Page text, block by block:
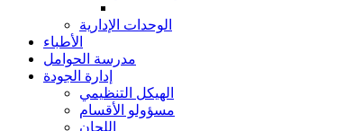
الوحدات الإدارية
الأطباء
مدرسة الحوامل
إدارة الجودة
الهيكل التنظيمي
مسؤولو الأقسام
اللجان